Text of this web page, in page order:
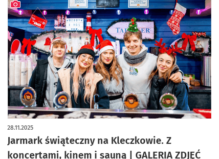
Jarmark świąteczny na Kleczkowie. Z
koncertami, kinem i sauną | GALERIA ZDJĘĆ
28.11.2025
artykuł z galerią zdjęć